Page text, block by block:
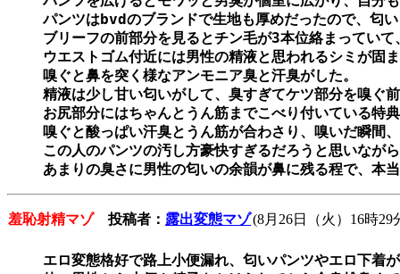
パンツはbvdのブランドで生地も厚めだったので、匂
ブリーフの前部分を見るとチン毛が3本位絡まってい
ウエストゴム付近には男性の精液と思われるシミが固
嗅ぐと鼻を突く様なアンモニア臭と汗臭がした。
精液は少し甘い匂いがして、臭すぎてケツ部分を嗅ぐ
お尻部分にはちゃんとうん筋までこべり付いている特
嗅ぐと酸っぱい汗臭とうん筋が合わさり、嗅いだ瞬間
この人のパンツの汚し方豪快すぎるだろうと思いなが
あまりの臭さに男性の匂いの余韻が鼻に残る程で、本
羞恥射精マゾ 投稿者： 露出変態マゾ(8月26日（火）16時29
エロ変態格好で路上小便漏れ、匂いパンツやエロ下着